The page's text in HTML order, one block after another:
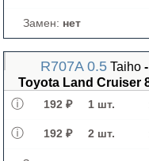
Замен: нет
R707A 0.5 Taiho
Toyota Land Cruiser
192 ₽ 1 шт.
192 ₽ 2 шт.